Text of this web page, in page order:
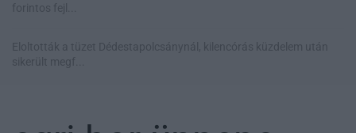
forintos fejl...
Eloltották a tüzet Dédestapolcsánynál, kilencórás küzdelem után
sikerült megf...